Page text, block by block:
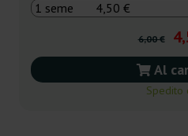
6,00 €
Al
Spedito